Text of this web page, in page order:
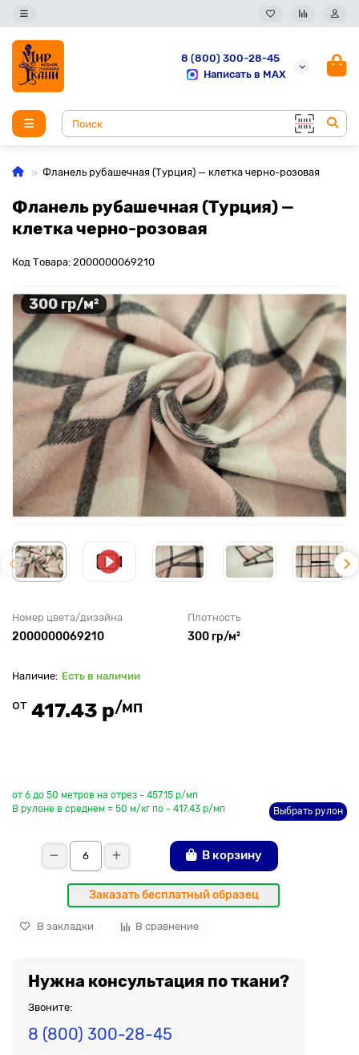
8 (800) 300-28-45
Написать в MAX
Фланель рубашечная (Турция) — клетка черно-розовая
Фланель рубашечная (Турция) —
клетка черно-розовая
Код Товара: 2000000069210
300 гр/м²
Номер цвета/дизайна
2000000069210
Плотность
300 гр/м²
Есть в наличии
от 417.43 р/мп
от 6 до 50 метров на отрез - 457.15 р/мп
В рулоне в среднем = 50 м/кг по - 417.43 р/мп
Выбрать рулон
В корзину
Заказать бесплатный образец
В закладки В сравнение
Нужна консультация по ткани?
Звоните:
8 (800) 300-28-45